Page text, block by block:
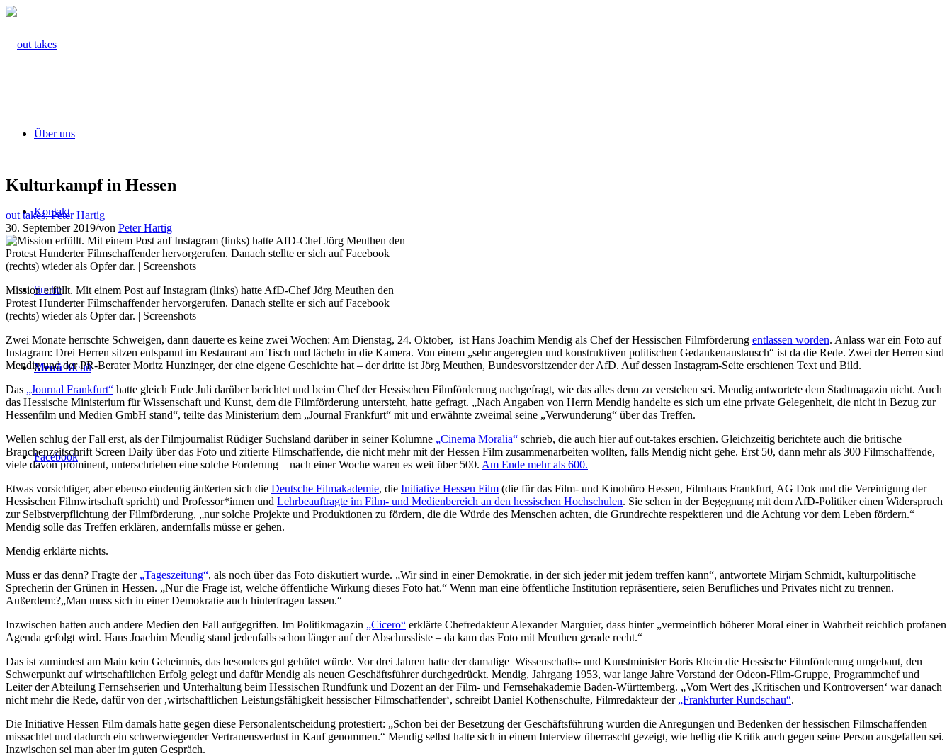
Über uns
Kontakt
Suche
Menü Menü
Facebook
Kulturkampf in Hessen
out takes,Peter Hartig
30. September 2019/von Peter Hartig
Mission erfüllt. Mit einem Post auf Instagram (links) hatte AfD-Chef Jörg Meuthen den
Protest Hunderter Filmschaffender ­hervorgerufen. Danach stellte er sich auf Facebook
(rechts) wieder als Opfer dar. | Screenshots
Zwei Monate herrschte Schweigen, dann dauerte es keine zwei Wochen: Am Dienstag, 24. Oktober, ist Hans Joachim Mendig als Chef der Hessischen Filmförderung entlassen worden. Anlass war ein Foto auf
Instagram: Drei Herren sitzen entspannt im Restaurant am Tisch und lächeln in die Kamera. Von einem „sehr angeregten und konstruktiven politischen Gedankenaustausch“ ist da die Rede. Zwei der Herren sind
Mendig und der PR-Berater Moritz Hunzinger, der eine eigene Geschichte hat – der dritte ist Jörg Meuthen, Bundesvorsitzender der AfD. Auf dessen Instagram-Seite erschienen Text und Bild.
Das „Journal Frankfurt“ hatte gleich Ende Juli darüber berichtet und beim Chef der Hessischen Filmförderung nachgefragt, wie das alles denn zu verstehen sei. Mendig antwortete dem Stadtmagazin nicht. Auch
das Hessische Ministerium für Wissenschaft und Kunst, dem die Filmförderung untersteht, hatte gefragt. „Nach Angaben von Herrn Mendig handelte es sich um eine private Gelegenheit, die nicht in Bezug zur
Hessenfilm und Medien GmbH stand“, teilte das Ministerium dem „Journal Frankfurt“ mit und erwähnte zweimal seine „Verwunderung“ über das Treffen.
Wellen schlug der Fall erst, als der Filmjournalist Rüdiger Suchsland darüber in seiner Kolumne „Cinema Moralia“ schrieb, die auch hier auf out-takes erschien. Gleichzeitig berichtete auch die britische
Branchenzeitschrift Screen Daily über das Foto und zitierte Filmschaffende, die nicht mehr mit der Hessen Film zusammenarbeiten wollten, falls Mendig nicht gehe. Erst 50, dann mehr als 300 Filmschaffende,
viele davon prominent, unterschrieben eine solche Forderung – nach einer Woche waren es weit über 500. Am Ende mehr als 600.
Etwas vorsichtiger, aber ebenso eindeutig äußerten sich die Deutsche Filmakademie, die Initiative Hessen Film (die für das Film- und Kinobüro Hessen, Filmhaus Frankfurt, AG Dok und die Vereinigung der
Hessischen Filmwirtschaft spricht) und Professor*innen und Lehrbeauftragte im Film- und Medienbereich an den hessischen Hochschulen. Sie sehen in der Begegnung mit dem AfD-Politiker einen Widerspruch
zur Selbstverpflichtung der Filmförderung, „nur solche Projekte und Produktionen zu fördern, die die Würde des Menschen achten, die Grundrechte respektieren und die Achtung vor dem Leben fördern.“
Mendig solle das Treffen erklären, andernfalls müsse er gehen.
Mendig erklärte nichts.
Muss er das denn? Fragte der „Tageszeitung“, als noch über das Foto diskutiert wurde. „Wir sind in einer Demokratie, in der sich jeder mit jedem treffen kann“, antwortete Mirjam Schmidt, kulturpolitische
Sprecherin der Grünen in Hessen. „Nur die Frage ist, welche öffentliche Wirkung dieses Foto hat.“ Wenn man eine öffentliche Institution repräsentiere, seien Berufliches und Privates nicht zu trennen.
Außerdem:?„Man muss sich in einer Demokratie auch hinterfragen lassen.“
Inzwischen hatten auch andere Medien den Fall aufgegriffen. Im Politikmagazin „Cicero“ erklärte Chefredakteur Alexander Marguier, dass hinter „vermeintlich höherer Moral einer in Wahrheit reichlich profanen
Agenda gefolgt wird. Hans Joachim Mendig stand jedenfalls schon länger auf der Abschussliste – da kam das Foto mit Meuthen gerade recht.“
Das ist zumindest am Main kein Geheimnis, das besonders gut gehütet würde. Vor drei Jahren hatte der damalige Wissenschafts- und Kunstminister Boris Rhein die Hessische Filmförderung umgebaut, den
Schwerpunkt auf wirtschaftlichen Erfolg gelegt und dafür Mendig als neuen Geschäftsführer durchgedrückt. Mendig, Jahrgang 1953, war lange Jahre Vorstand der Odeon-Film-Gruppe, Programmchef und
Leiter der Abteilung Fernsehserien und Unterhaltung beim Hessischen Rundfunk und Dozent an der Film- und Fernsehakademie Baden-Württemberg. „Vom Wert des ,Kritischen und Kontroversen‘ war danach
nicht mehr die Rede, dafür von der ,wirtschaftlichen Leistungsfähigkeit hessischer Filmschaffender‘, schreibt Daniel Kothenschulte, Filmredakteur der „Frankfurter Rundschau“.
Die Initiative Hessen Film damals hatte gegen diese Personalentscheidung protestiert: „Schon bei der Besetzung der Geschäftsführung wurden die Anregungen und Bedenken der hessischen Filmschaffenden
missachtet und dadurch ein schwerwiegender Vertrauensverlust in Kauf genommen.“ Mendig selbst hatte sich in einem Interview überrascht gezeigt, wie heftig die Kritik auch gegen seine Person ausgefallen sei.
Inzwischen sei man aber im guten Gespräch.